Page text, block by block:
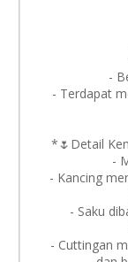
-
- Terdapat
*🌷Detail
-
- Kancing
- Saku
- Cuttingan